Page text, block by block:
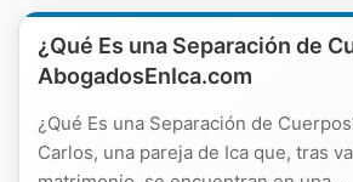
¿Qué Es una Separación de
AbogadosEnIca.com
¿Qué Es una Separación de
Carlos, una pareja de Ica que, tras